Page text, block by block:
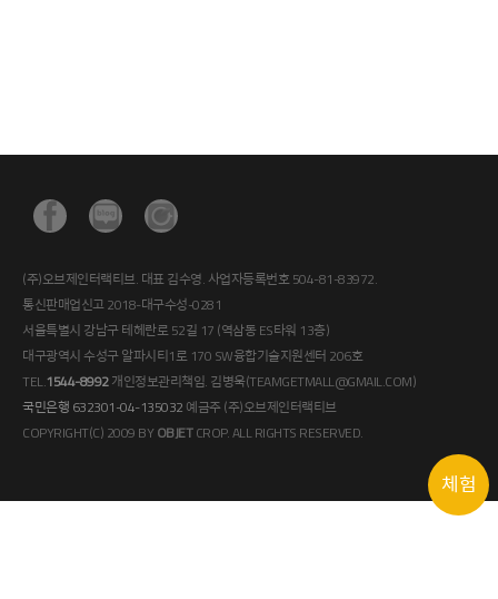
(주)오브제인터랙티브. 대표 김수영. 사업자등록번호 504-81-83972.
통신판매업신고 2018-대구수성-0281
서울특별시 강남구 테헤란로 52길 17 (역삼동 ES타워 13층)
대구광역시 수성구 알파시티1로 170 SW융합기술지원센터 206호
TEL.1544-8992개인정보관리책임. 김병욱(TEAMGETMALL@GMAIL.COM)
국민은행 632301-04-135032 예금주 (주)오브제인터랙티브
COPYRIGHT(C) 2009 BYOBJETCROP. ALL RIGHTS RESERVED.
체험